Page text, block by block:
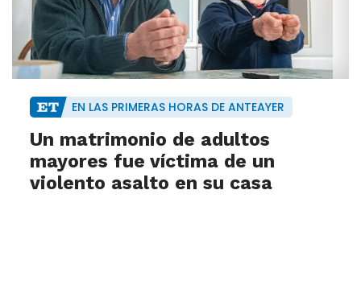
EN LAS PRIMERAS HORAS DE ANTEAYER
Un matrimonio de adultos
mayores fue víctima de un
violento asalto en su casa